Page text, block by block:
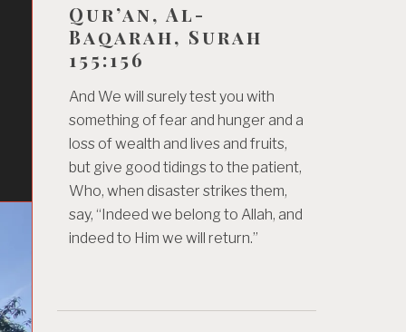
Qur’an, Al-
Baqarah, Surah
155:156
And We will surely test you with
something of fear and hunger and a
loss of wealth and lives and fruits,
but give good tidings to the patient,
Who, when disaster strikes them,
say, “Indeed we belong to Allah, and
indeed to Him we will return.”